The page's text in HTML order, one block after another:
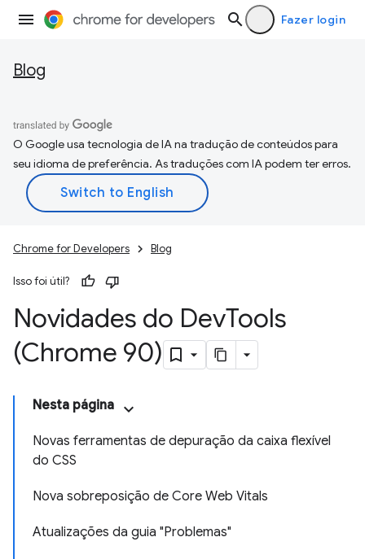
Fazer login
Blog
O Google usa tecnologia de IA na tradução de conteúdos para
seu idioma de preferência. As traduções com IA podem ter erros.
Chrome for Developers Blog
Isso foi útil?
Novidades do DevTools
(Chrome 90)
Nesta página
Novas ferramentas de depuração da caixa flexível
do CSS
Nova sobreposição de Core Web Vitals
Atualizações da guia "Problemas"